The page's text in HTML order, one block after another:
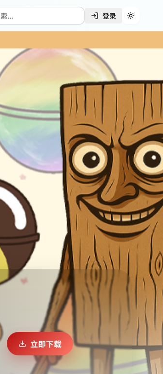
... 登录 切换主题
立即下载